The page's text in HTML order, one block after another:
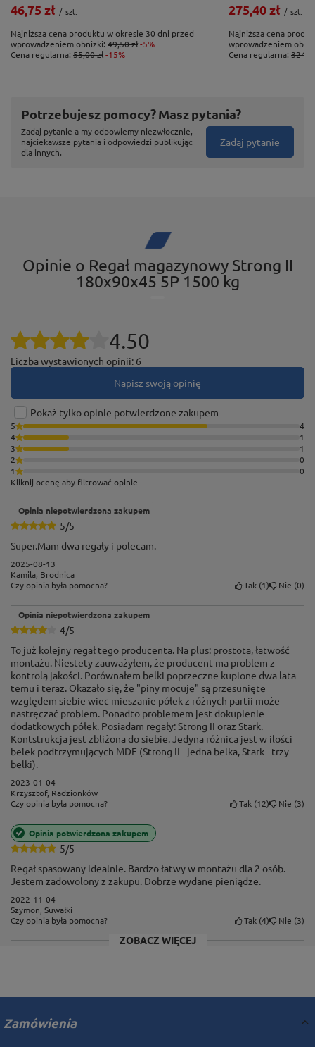
Łączenie nóg za pomocą śrub
wzmacnia stalowy kątownik, dostosowany do
mocowania za pomocą czterech śrub. Wygodny
system montażu nóg zapewnia konkretnemu regałowi
naprawdę znakomitą stabilność oraz lepszą sztywność
niż produkt w całości bezśrubowy (wciskany).
Półki z płyty MDF
W regałach STRONG II jako wypełnienie półki
zastosowaliśmy estetyczną i znakomitą pod względem
trwałości płytę MDF. Materiał ten jest materiałem
ekologicznym, bezpiecznym dla człowieka i
przyjaznym dla środowiska. Powierzchnia płyty
zachwyca gładkością, co odróżnia ją od tanich płyt
wiórowych. Klasa higieny E1.
46,75 zł / szt.
Najniższa cena produktu w okresie 30 dni przed
wprowadzeniem obniżki: 49,50 zł-5%
Cena regularna: 55,00 zł-15%
275,40 zł / szt.
Najniższa cena
wprowadzeniem
Cena regularna:
Potrzebujesz pomocy? Masz pytania?
Zadaj pytanie a my odpowiemy niezwłocznie,
najciekawsze pytania i odpowiedzi publikując
dla innych.
Zadaj pytanie
Opinie o Regał magazynowy Strong II
180x90x45 5P 1500 kg
4.50
Liczba wystawionych opinii: 6
Napisz swoją opinię
Pokaż tylko opinie potwierdzone zakupem
5
4
4
1
3
1
2
0
1
0
Kliknij ocenę aby filtrować opinie
5/5
Opinia niepotwierdzona zakupem
Super.Mam dwa regały i polecam.
2025-08-13
Kamila, Brodnica
Czy opinia była pomocna?
Tak 1 Nie 0
4/5
Opinia niepotwierdzona zakupem
To już kolejny regał tego producenta. Na plus: prostota, łatwość
montażu. Niestety zauważyłem, że producent ma problem z
kontrolą jakości. Porównałem belki poprzeczne kupione dwa lata
temu i teraz. Okazało się, że "piny mocuje" są przesunięte
względem siebie wiec mieszanie półek z różnych partii może
nastręczać problem. Ponadto problemem jest dokupienie
dodatkowych półek. Posiadam regały: Strong II oraz Stark.
Kontstrukcja jest zbliżona do siebie. Jedyna różnica jest w ilości
belek podtrzymujących MDF (Strong II - jedna belka, Stark - trzy
belki).
2023-01-04
Krzysztof, Radzionków
Czy opinia była pomocna?
Tak 12 Nie 3
5/5
Opinia potwierdzona zakupem
Regał spasowany idealnie. Bardzo łatwy w montażu dla 2 osób.
Jestem zadowolony z zakupu. Dobrze wydane pieniądze.
2022-11-04
Szymon, Suwałki
Czy opinia była pomocna?
Tak 4 Nie 3
ZOBACZ WIĘCEJ
Zamówienia